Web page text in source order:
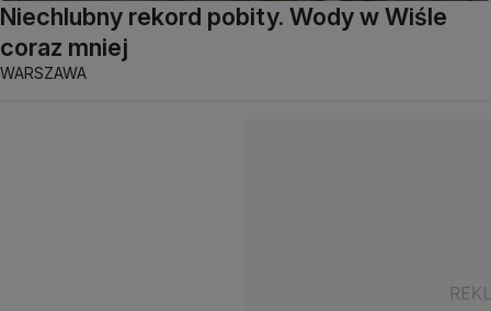
Niechlubny rekord pobity. Wody w Wiśle
coraz mniej
WARSZAWA